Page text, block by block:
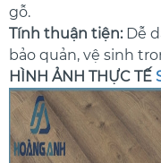
gỗ.
Tính thuận tiện: Dễ
bảo quản, vệ sinh
HÌNH ẢNH THỰC TẾ